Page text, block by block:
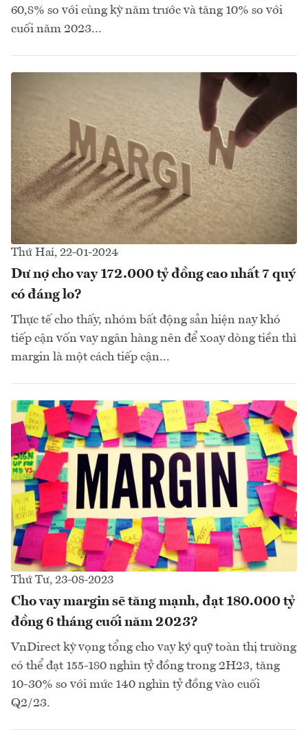
60,8% so với cùng kỳ năm trước và tăng 10% so với
cuối năm 2023...
Thứ Hai, 22-01-2024
Dư nợ cho vay 172.000 tỷ đồng cao nhất 7 quý
có đáng lo?
Thực tế cho thấy, nhóm bất động sản hiện nay khó
tiếp cận vốn vay ngân hàng nên để xoay dòng tiền thì
margin là một cách tiếp cận...
Thứ Tư, 23-08-2023
Cho vay margin sẽ tăng mạnh, đạt 180.000 tỷ
đồng 6 tháng cuối năm 2023?
VnDirect kỳ vọng tổng cho vay ký quỹ toàn thị trường
có thể đạt 155-180 nghìn tỷ đồng trong 2H23, tăng
10-30% so với mức 140 nghìn tỷ đồng vào cuối
Q2/23.